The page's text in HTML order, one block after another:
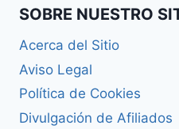
SOBRE NUESTRO
Acerca del Sitio
Aviso Legal
Política de Cookies
Divulgación de Afiliados